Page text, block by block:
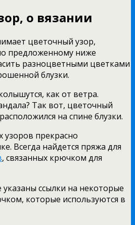
о вязании
цветочный узор,
предложенному ниже
разноцветными цветками
блузки.
как от ветра.
Так вот, цветочный
на спине блузки.
узоров прекрасно
Всегда найдется пряжа для
, связанных крючком для
ссылки на некоторые
которые используются в